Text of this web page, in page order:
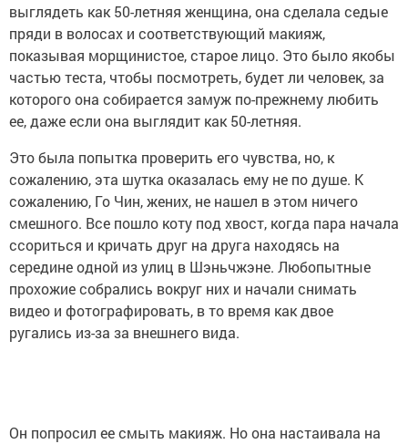
выглядеть как 50-летняя женщина, она сделала седые
пряди в волосах и соответствующий макияж,
показывая морщинистое, старое лицо. Это было якобы
частью теста, чтобы посмотреть, будет ли человек, за
которого она собирается замуж по-прежнему любить
ее, даже если она выглядит как 50-летняя.
Это была попытка проверить его чувства, но, к
сожалению, эта шутка оказалась ему не по душе. К
сожалению, Го Чин, жених, не нашел в этом ничего
смешного. Все пошло коту под хвост, когда пара начала
ссориться и кричать друг на друга находясь на
середине одной из улиц в Шэньчжэне. Любопытные
прохожие собрались вокруг них и начали снимать
видео и фотографировать, в то время как двое
ругались из-за за внешнего вида.
Он попросил ее смыть макияж. Но она настаивала на